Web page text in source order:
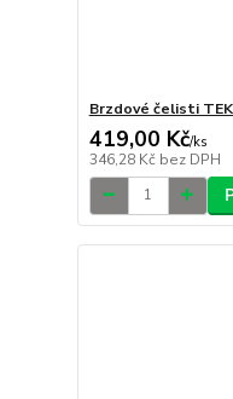
Brzdové čelisti
419,00 Kč/ks
346,28 Kč bez DPH